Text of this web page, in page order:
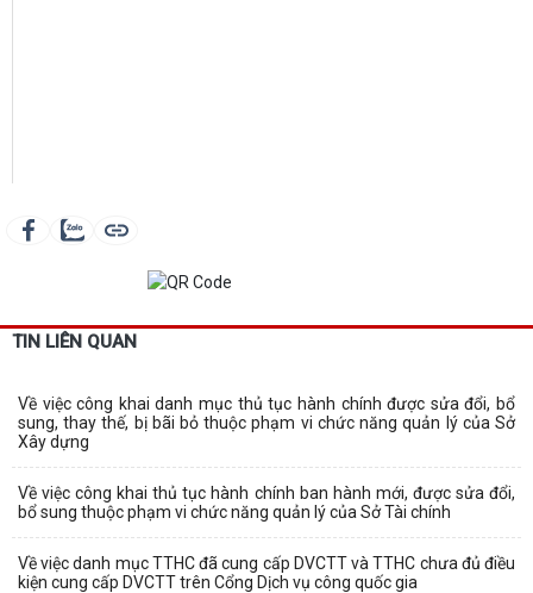
TIN LIÊN QUAN
Về việc công khai danh mục thủ tục hành chính được sửa đổi, bổ
sung, thay thế, bị bãi bỏ thuộc phạm vi chức năng quản lý của Sở
Xây dựng
Về việc công khai thủ tục hành chính ban hành mới, được sửa đổi,
bổ sung thuộc phạm vi chức năng quản lý của Sở Tài chính
Về việc danh mục TTHC đã cung cấp DVCTT và TTHC chưa đủ điều
kiện cung cấp DVCTT trên Cổng Dịch vụ công quốc gia